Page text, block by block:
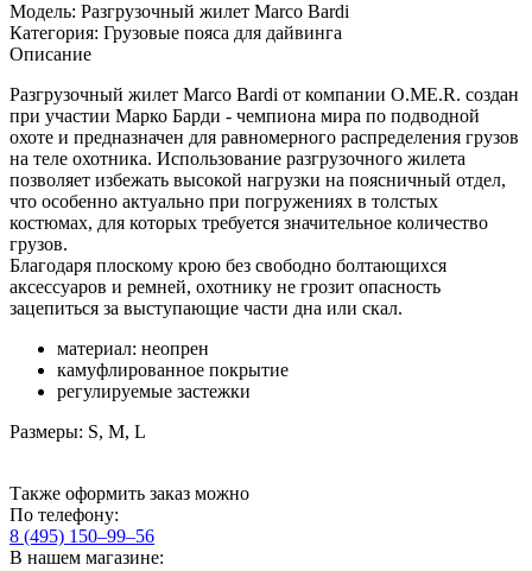
Модель: Разгрузочный жилет Marco Bardi
Категория: Грузовые пояса для дайвинга
Описание
Разгрузочный жилет Marco Bardi от компании O.ME.R. создан
при участии Марко Барди - чемпиона мира по подводной
охоте и предназначен для равномерного распределения грузов
на теле охотника. Использование разгрузочного жилета
позволяет избежать высокой нагрузки на поясничный отдел,
что особенно актуально при погружениях в толстых
костюмах, для которых требуется значительное количество
грузов.
Благодаря плоскому крою без свободно болтающихся
аксессуаров и ремней, охотнику не грозит опасность
зацепиться за выступающие части дна или скал.
материал: неопрен
камуфлированное покрытие
регулируемые застежки
Размеры: S, M, L
Также оформить заказ можно
По телефону:
8 (495) 150–99–56
В нашем магазине: